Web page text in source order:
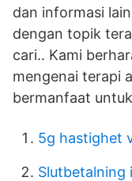
dan informasi
dengan topik
cari.. Kami
mengenai terapi
bermanfaat
5g hastighet
Slutbetalning